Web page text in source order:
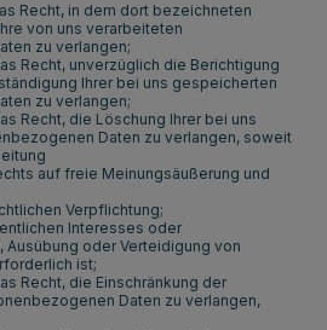
Recht, in dem dort bezeichneten
von uns verarbeiteten
zu verlangen;
Recht, unverzüglich die Berichtigung
Ihrer bei uns gespeicherten
zu verlangen;
Recht, die Löschung Ihrer bei uns
Daten zu verlangen, soweit
auf freie Meinungsäußerung und
Verpflichtung;
Interesses oder
Ausübung oder Verteidigung von
ist;
Recht, die Einschränkung der
Daten zu verlangen,